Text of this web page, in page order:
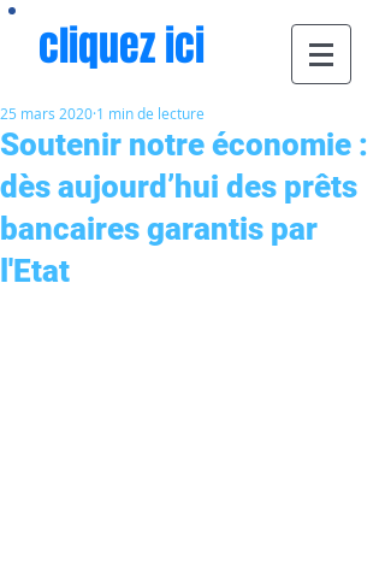
cliquez ici
Soutenir notre économie :
dès aujourd’hui des prêts
bancaires garantis par
l'Etat
25 mars 2020 1 min de lecture